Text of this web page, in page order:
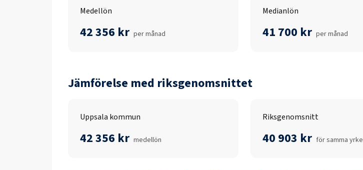
Medellön
42 356 kr per månad
Medianlön
41 700 kr per månad
Jämförelse med riksgenomsnittet
Uppsala kommun
42 356 kr medellön
Riksgenomsnitt
40 903 kr för samma yrke